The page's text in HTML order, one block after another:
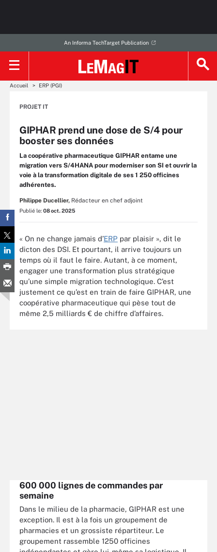
An Informa TechTarget Publication
Accueil ERP (PGI)
PROJET IT
GIPHAR prend une dose de S/4 pour
booster ses données
La coopérative pharmaceutique GIPHAR entame une
migration vers S/4HANA pour moderniser son SI et ouvrir la
voie à la transformation digitale de ses 1 250 officines
adhérentes.
Philippe Ducellier, Rédacteur en chef adjoint
Publié le: 08 oct. 2025
« On ne change jamais d’ERP par plaisir », dit le
dicton des DSI. Et pourtant, il arrive toujours un
temps où il faut le faire. Autant, à ce moment,
engager une transformation plus stratégique
qu’une simple migration technologique. C’est
justement ce qu’est en train de faire GIPHAR, une
coopérative pharmaceutique qui pèse tout de
même 2,5 milliards € de chiffre d’affaires.
600 000 lignes de commandes par
semaine
Dans le milieu de la pharmacie, GIPHAR est une
exception. Il est à la fois un groupement de
pharmacies et un grossiste répartiteur. Le
groupement rassemble 1250 officines